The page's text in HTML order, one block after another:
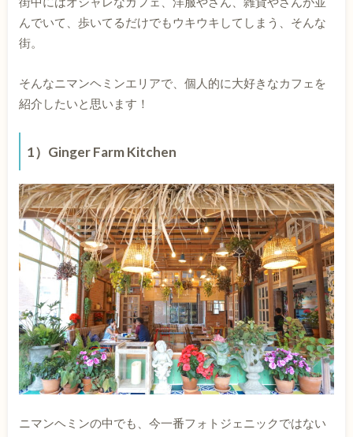
んでいて、歩いてるだけでもウキウキしてしまう、そんな
街。
そんなニマンヘミンエリアで、個人的に大好きなカフェを
紹介したいと思います！
1）Ginger Farm Kitchen
ニマンヘミンの中でも、今一番フォトジェニックではない